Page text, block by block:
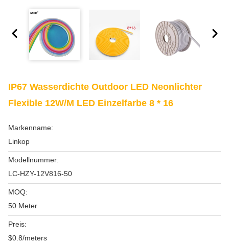
IP67 Wasserdichte Outdoor LED Neonlichter
Flexible 12W/M LED Einzelfarbe 8 * 16
Markenname:
Linkop
Modellnummer:
LC-HZY-12V816-50
MOQ:
50 Meter
Preis:
$0.8/meters